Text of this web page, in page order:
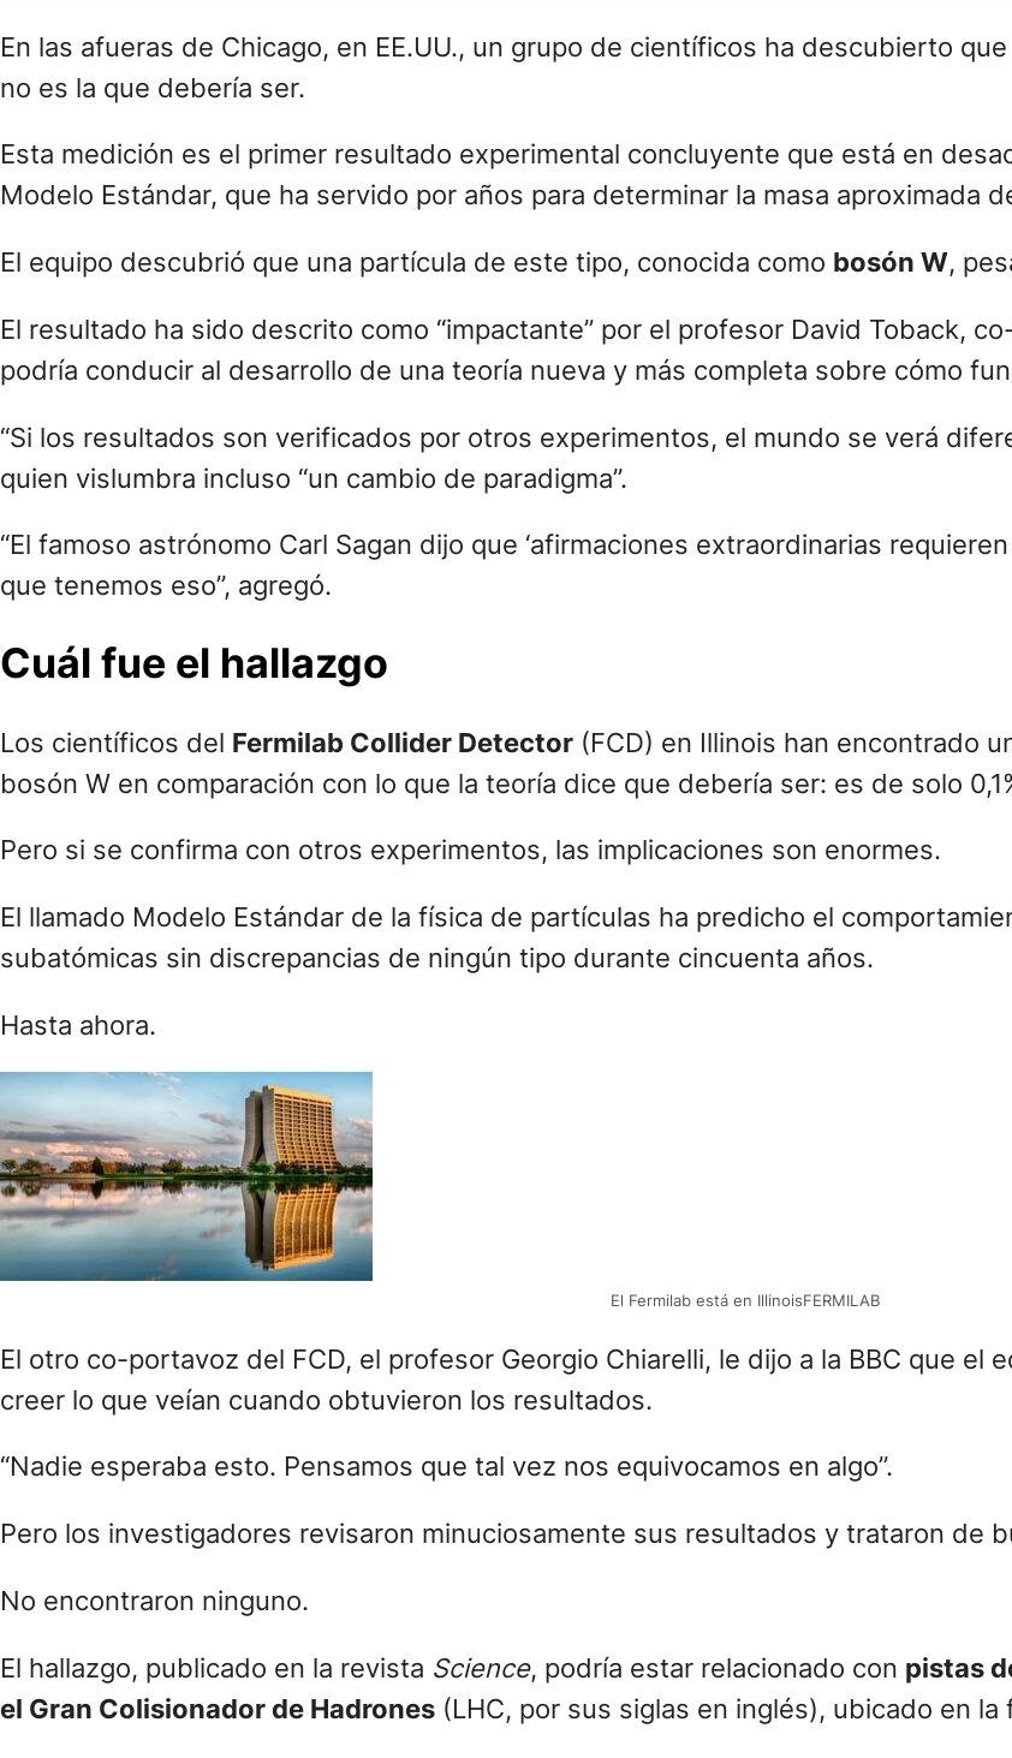
En las afueras de Chicago, en EE.UU., un grupo de científicos ha descubierto
no es la que debería ser.
Esta medición es el primer resultado experimental concluyente que está en
Modelo Estándar, que ha servido por años para determinar la masa aproximada
El equipo descubrió que una partícula de este tipo, conocida como bosón W,
El resultado ha sido descrito como “impactante” por el profesor David Toback,
podría conducir al desarrollo de una teoría nueva y más completa sobre cómo
“Si los resultados son verificados por otros experimentos, el mundo se verá
quien vislumbra incluso “un cambio de paradigma”.
“El famoso astrónomo Carl Sagan dijo que ‘afirmaciones extraordinarias
que tenemos eso”, agregó.
Cuál fue el hallazgo
Los científicos del Fermilab Collider Detector (FCD) en Illinois han encontrado
bosón W en comparación con lo que la teoría dice que debería ser: es de solo
Pero si se confirma con otros experimentos, las implicaciones son enormes.
El llamado Modelo Estándar de la física de partículas ha predicho el
subatómicas sin discrepancias de ningún tipo durante cincuenta años.
Hasta ahora.
El Fermilab está en IllinoisFERMILAB
El otro co-portavoz del FCD, el profesor Georgio Chiarelli, le dijo a la BBC que el
creer lo que veían cuando obtuvieron los resultados.
“Nadie esperaba esto. Pensamos que tal vez nos equivocamos en algo”.
Pero los investigadores revisaron minuciosamente sus resultados y trataron de
No encontraron ninguno.
El hallazgo, publicado en la revista Science, podría estar relacionado con pistas
el Gran Colisionador de Hadrones (LHC, por sus siglas en inglés), ubicado en